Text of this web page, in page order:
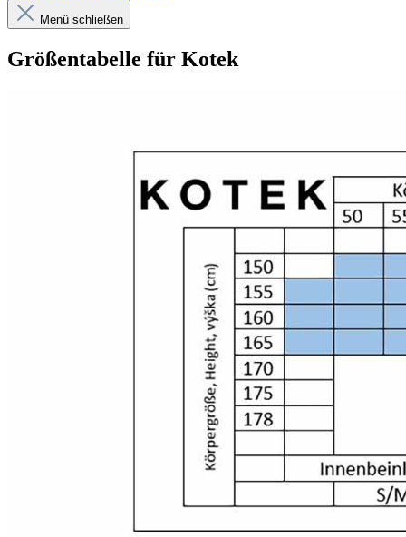
Menü schließen
Größentabelle für Kotek